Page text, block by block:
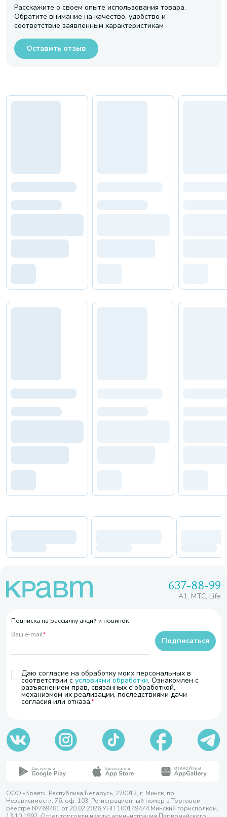
Расскажите о своем опыте использования товара.
Обратите внимание на качество, удобство и
соответствие заявленным характеристикам
Оставить отзыв
637-88-99
A1, МТС, Life
Подписка на рассылку акций и новинок
Ваш e-mail*
Даю согласие на обработку моих персональных в
соответствии с условиями обработки. Ознакомлен с
разъяснением прав, связанных с обработкой,
механизмом их реализации, последствиями дачи
согласия или отказа.
Подписаться
ООО «Кравт». Республика Беларусь, 220012, г. Минск, пр.
Независимости, 76, оф. 103. Регистрационный номер в Торговом
реестре №769481 от 20.02.2026 УНП 100149474 Минский горисполком,